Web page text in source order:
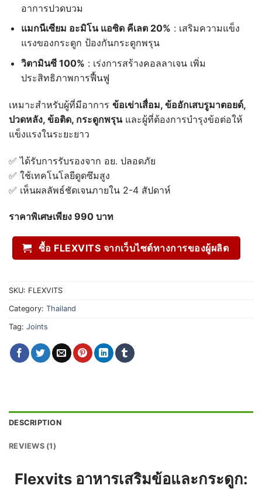
อาการปวดบวม
แมกนีเซียม อะมิโน แอซิด คีเลต 20% : เสริมความแข็ง
แรงของกระดูก ป้องกันกระดูกพรุน
วิตามินซี 100% : เร่งการสร้างคอลลาเจน เพิ่ม
ประสิทธิภาพการฟื้นฟู
เหมาะสำหรับผู้ที่มีอาการ ข้อเข่าเสื่อม, ข้ออักเสบรูมาตอยด์,
ปวดหลัง, ข้อติด, กระดูกพรุนและผู้ที่ต้องการบำรุงข้อต่อให้
แข็งแรงในระยะยาว
✅ ได้รับการรับรองจาก อย. ปลอดภัย
✅ ใช้เทคโนโลยีดูดซึมสูง
✅ เห็นผลลัพธ์ชัดเจนภายใน 2-4 สัปดาห์
ราคาพิเศษเพียง 990 บาท
ซื้อ FLEXVITS จากเว็บไซต์ทางการของผู้ผลิต
SKU: FLEXVITS
Category: Thailand
Tag: Joints
DESCRIPTION
REVIEWS (1)
Flexvits อาหารเสริมข้อและกระดูก: